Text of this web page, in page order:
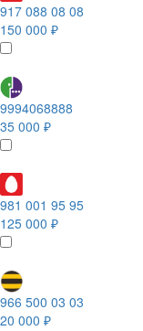
917 088 08 08
150 000 ₽
9994068888
35 000 ₽
981 001 95 95
125 000 ₽
966 500 03 03
20 000 ₽